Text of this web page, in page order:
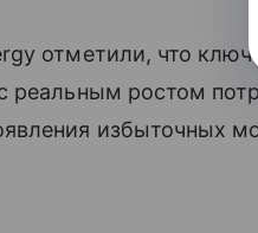
отметили, что
реальным ростом
избыточных